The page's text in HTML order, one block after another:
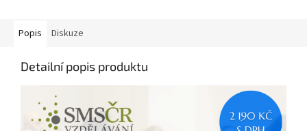
Popis Diskuze
Detailní popis produktu